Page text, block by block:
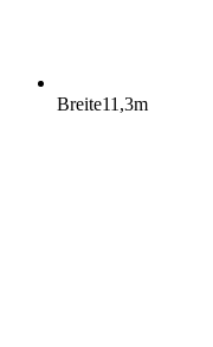
Breite11,3m